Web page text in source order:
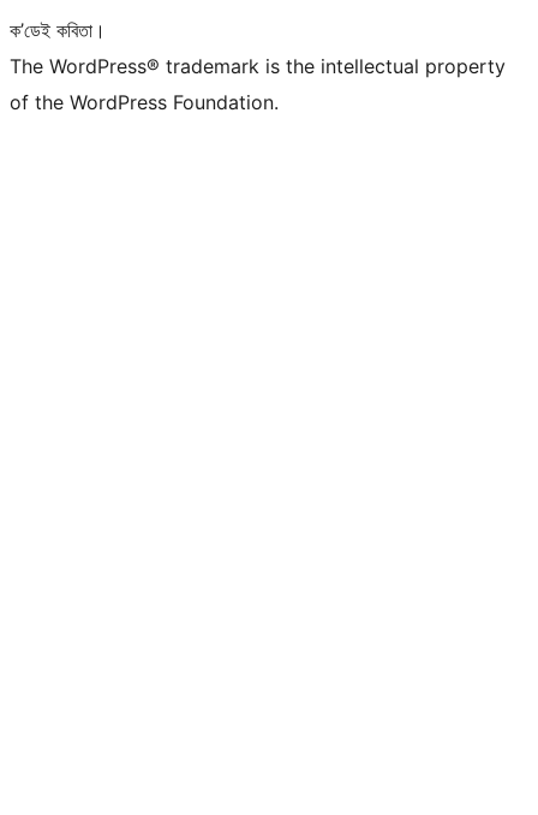
ক’ডেই কবিতা।
The WordPress® trademark is the intellectual property
of the WordPress Foundation.